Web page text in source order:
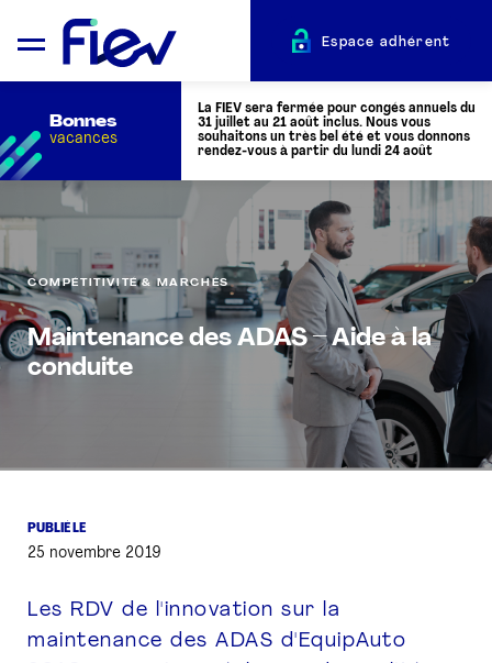
L’AUTOMOTIVE
ADHÉRENTS
PRESSE
Espace adhérent
Bonnes
vacances
La FIEV sera fermée pour congés annuels du
31 juillet au 21 août inclus. Nous vous
souhaitons un très bel été et vous donnons
rendez-vous à partir du lundi 24 août
COMPÉTITIVITÉ & MARCHÉS
Maintenance des ADAS – Aide à la
conduite
PUBLIÉ LE
25 novembre 2019
Les RDV de l'innovation sur la
maintenance des ADAS d'EquipAuto